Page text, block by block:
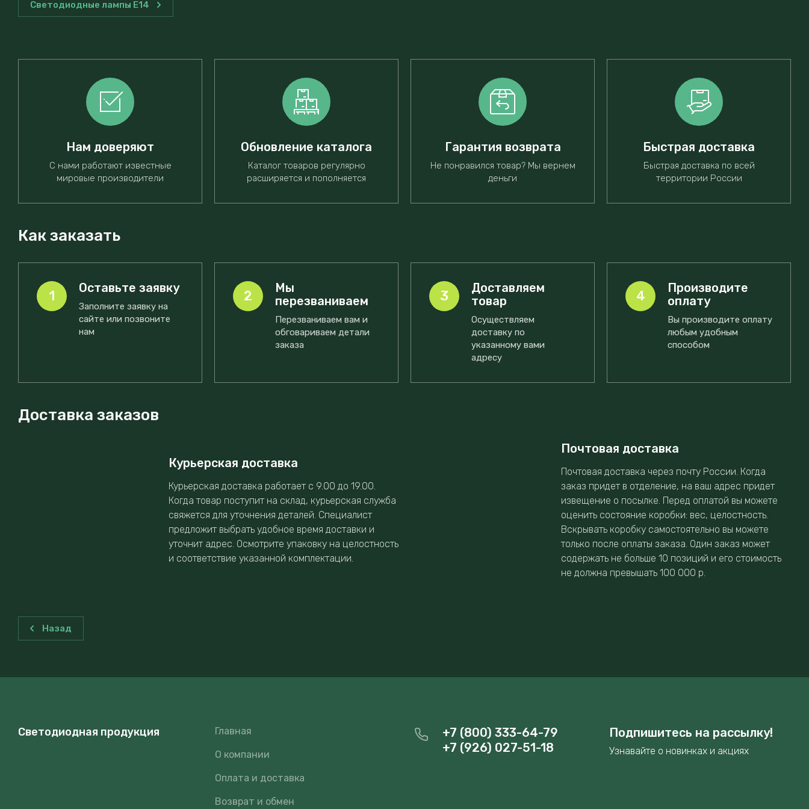
Светодиодные лампы E14
Нам доверяют
С нами работают известные
мировые производители
Обновление каталога
Каталог товаров регулярно
расширяется и пополняется
Гарантия возврата
Не понравился товар? Мы вернем
деньги
Быстрая доставка
Быстрая доставка по всей
территории России
Как заказать
1 Оставьте заявку
Заполните заявку на
сайте или позвоните
нам
2
Мы
перезваниваем
Перезваниваем вам и
обговариваем детали
заказа
3
Доставляем
товар
Осуществляем
доставку по
указанному вами
адресу
4
Производите
оплату
Вы производите оплату
любым удобным
способом
Доставка заказов
Курьерская доставка
Курьерская доставка работает с 9.00 до 19.00.
Когда товар поступит на склад, курьерская служба
свяжется для уточнения деталей. Специалист
предложит выбрать удобное время доставки и
уточнит адрес. Осмотрите упаковку на целостность
и соответствие указанной комплектации.
Почтовая доставка
Почтовая доставка через почту России. Когда
заказ придет в отделение, на ваш адрес придет
извещение о посылке. Перед оплатой вы можете
оценить состояние коробки: вес, целостность.
Вскрывать коробку самостоятельно вы можете
только после оплаты заказа. Один заказ может
содержать не больше 10 позиций и его стоимость
не должна превышать 100 000 р.
Назад
Светодиодная продукция Главная
О компании
Оплата и доставка
Возврат и обмен
+7 (800) 333-64-79
+7 (926) 027-51-18
Подпишитесь на рассылку!
Узнавайте о новинках и акциях